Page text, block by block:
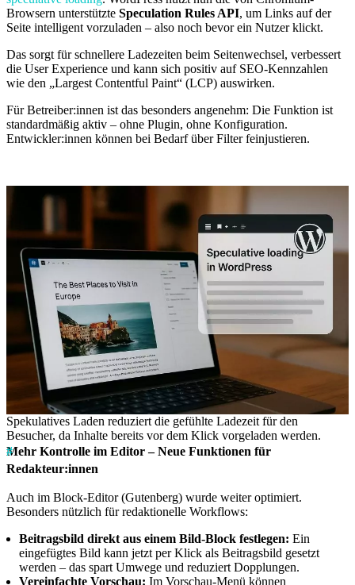
Browsern unterstützte Speculation Rules API, um Links auf der
Seite intelligent vorzuladen – also noch bevor ein Nutzer klickt.
Das sorgt für schnellere Ladezeiten beim Seitenwechsel, verbessert
die User Experience und kann sich positiv auf SEO-Kennzahlen
wie den „Largest Contentful Paint“ (LCP) auswirken.
Für Betreiber:innen ist das besonders angenehm: Die Funktion ist
standardmäßig aktiv – ohne Plugin, ohne Konfiguration.
Entwickler:innen können bei Bedarf über Filter feinjustieren.
Spekulatives Laden reduziert die gefühlte Ladezeit für den
Besucher, da Inhalte bereits vor dem Klick vorgeladen werden.
Mehr Kontrolle im Editor – Neue Funktionen für
Redakteur:innen
Auch im Block-Editor (Gutenberg) wurde weiter optimiert.
Besonders nützlich für redaktionelle Workflows:
Beitragsbild direkt aus einem Bild-Block festlegen: Ein
eingefügtes Bild kann jetzt per Klick als Beitragsbild gesetzt
werden – das spart Umwege und reduziert Dopplungen.
Vereinfachte Vorschau: Im Vorschau-Menü können